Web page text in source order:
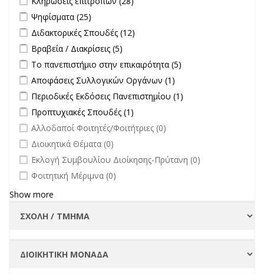
Apply Ψηφίσματα filter
Ψηφίσματα (25)
Apply Διδακτορικές Σπουδές filter
Διδακτορικές Σπουδές (12)
Apply Βραβεία / Διακρίσεις filter
Βραβεία / Διακρίσεις (5)
Apply Το πανεπιστήμιο στην επικαιρότητα filter
Το πανεπιστήμιο στην επικαιρότητα (5)
Apply Αποφάσεις Συλλογικών Οργάνων filter
Αποφάσεις Συλλογικών Οργάνων (1)
Οργάνων filter
Apply Περιοδικές Εκδόσεις Πανεπιστημίου filter
Περιοδικές Εκδόσεις Πανεπιστημίου (1)
Apply Προπτυχιακές Σπουδές filter
Προπτυχιακές Σπουδές (1)
undefined
Αλλοδαποί Φοιτητές/Φοιτήτριες (0)
undefined
Διοικητικά Θέματα (0)
undefined
Εκλογή Συμβουλίου Διοίκησης-Πρύτανη (0)
undefined
Φοιτητική Μέριμνα (0)
Show more